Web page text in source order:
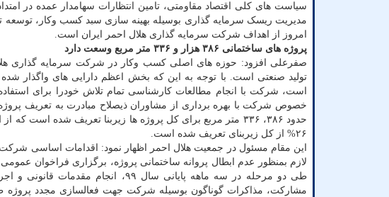
سیاست های کلی اقتصاد مقاومتی، تامین انتظارات سهامدار عمده در
مدیریت ریسک سرمایه گذاری بوسیله بهینه سازی سبد کسب وکار،
امروز از اهداف شرکت سرمایه گذاری هلال احمر ایران است.
پروژه های ساختمانی ۳۸۶ هزار و ۳۳۶ متر مربع وسعت دارد
صفرعلی افزود: حوزه های اصلی کسب وکار در شرکت سرمایه گذاری
تولید صنعتی است. با توجه به این که بخش اعظم دارایی های واگذار
است، شرکت با انجام مطالعات کارشناسی تمام تلاش خودرا برای
خصوص شرکت با بهره برداری از مشاوران ذیصلاح مبادرت به تعریف
۲۶% از کل زیربنای تعریف شده است.
این مقام مسئول در جمعیت هلال احمر اظهار نمود: اقدامات اساسی
لازم بمنظور عدم ابطال پروانه ساختمانی پروژه، برگزاری فراخوان
طی دو مرحله در سه ماهه پایانی سال
مشارکت، مذاکرات گوناگون بوسیله شرکت جهت فعالسازی مجدد پروژه